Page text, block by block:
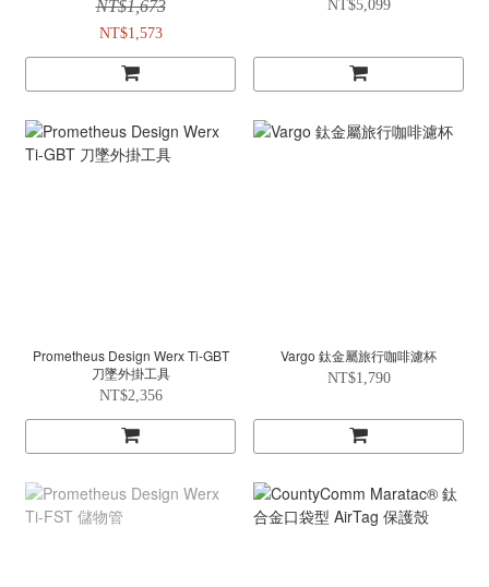
NT$1,673
NT$1,573
NT$5,099
Prometheus Design Werx Ti-GBT
刀墜外掛工具
NT$2,356
Vargo 鈦金屬旅行咖啡濾杯
NT$1,790